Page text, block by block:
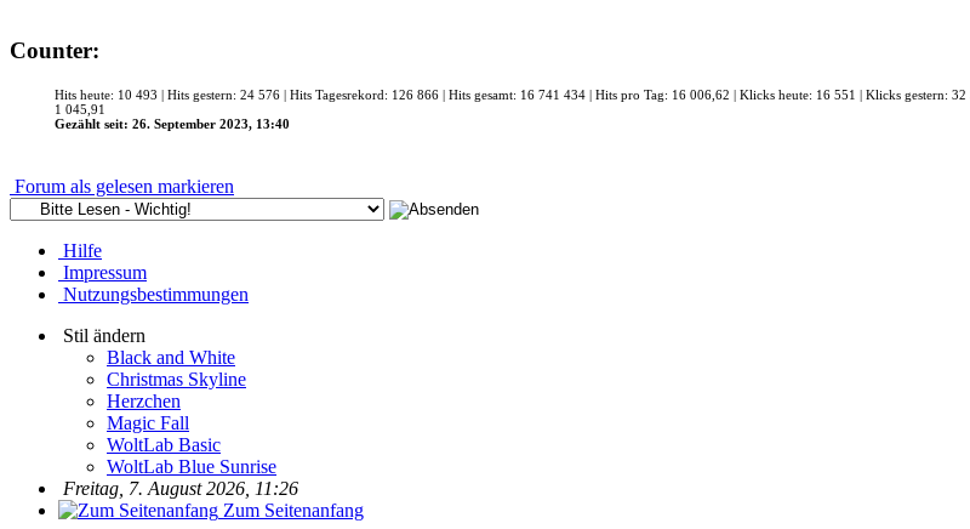
Counter:
Hits heute: 10 493 | Hits gestern: 24 576 | Hits Tagesrekord: 126 866 | Hits gesamt: 16 741 434 | Hits pro Tag: 16 006,62 | Klicks heute: 16 551 | Klicks gestern:
1 045,91
Gezählt seit: 26. September 2023, 13:40
Forum als gelesen markieren
Hilfe
Impressum
Nutzungsbestimmungen
Stil ändern
Black and White
Christmas Skyline
Herzchen
Magic Fall
WoltLab Basic
WoltLab Blue Sunrise
Freitag, 7. August 2026, 11:26
Zum Seitenanfang